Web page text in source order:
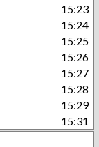
15:23
15:24
15:25
15:26
15:27
15:28
15:29
15:31